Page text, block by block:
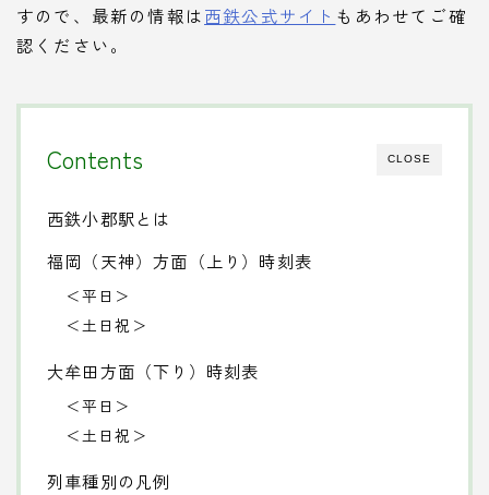
すので、最新の情報は西鉄公式サイト もあわせてご確
認ください。
CLOSE
Contents
西鉄小郡駅とは
福岡（天神）方面（上り）時刻表
＜平日＞
＜土日祝＞
大牟田方面（下り）時刻表
＜平日＞
＜土日祝＞
列車種別の凡例